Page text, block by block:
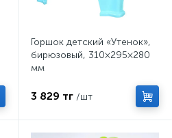
Горшок детский «Утенок»,
бирюзовый, 310×295×280
мм
3 829 тг /шт